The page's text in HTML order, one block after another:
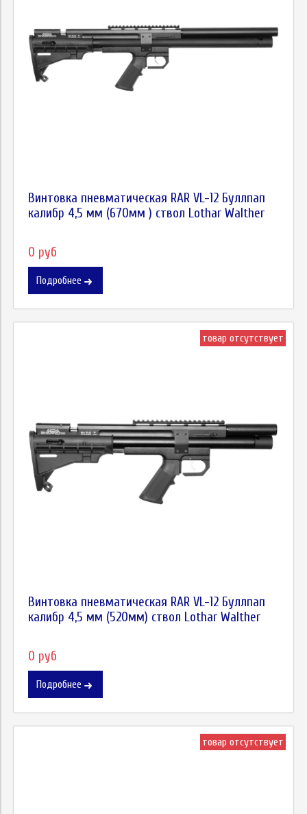
Винтовка пневматическая RAR VL-12 Буллпап
калибр 4,5 мм (670мм ) ствол Lothar Walther
0 руб
Подробнее
товар отсутствует
Винтовка пневматическая RAR VL-12 Буллпап
калибр 4,5 мм (520мм) ствол Lothar Walther
0 руб
Подробнее
товар отсутствует